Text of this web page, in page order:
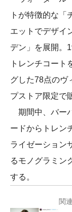
トが特徴的な「
エットでデザイ
デン」を展開。
トレンチコート
グした78点のヴ
プストア限定で
期間中、バー
ードからトレン
ライゼーション
るモノグラミン
する。
関